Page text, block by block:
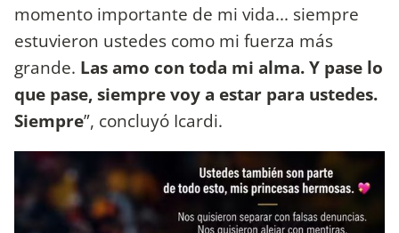
momento importante de mi vida... siempre
estuvieron ustedes como mi fuerza más
grande. Las amo con toda mi alma. Y pase lo
que pase, siempre voy a estar para ustedes.
Siempre”, concluyó Icardi.